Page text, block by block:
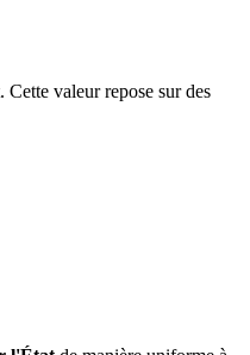
valeur repose sur des